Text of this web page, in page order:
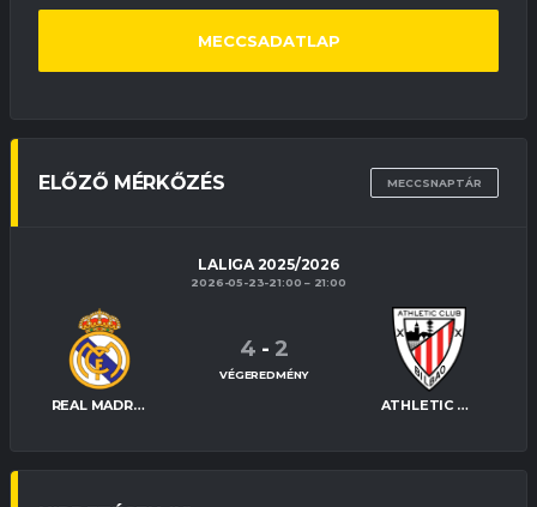
MECCSADATLAP
ELŐZŐ MÉRKŐZÉS MECCSNAPTÁR
LALIGA 2025/2026
2026-05-23-21:00 21:00
REAL MADRID ATHLETIC BILBAO
4 - 2
VÉGEREDMÉNY